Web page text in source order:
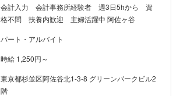
会計入力 会計事務所経験者 週3日5hから 資
格不問 扶養内歓迎 主婦活躍中 阿佐ヶ谷
パート・アルバイト
時給 1,250円～
東京都杉並区阿佐谷北1-3-8 グリーンパークビル2
階